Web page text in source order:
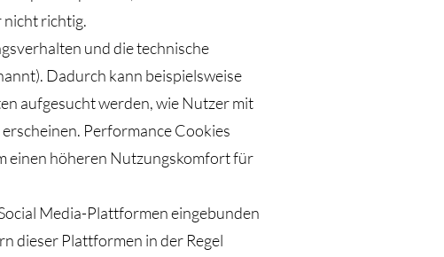
nicht richtig.
und die technische
Dadurch kann beispielsweise
aufgesucht werden, wie Nutzer mit
Performance Cookies
einen höheren Nutzungskomfort für
Media-Plattformen eingebunden
dieser Plattformen in der Regel